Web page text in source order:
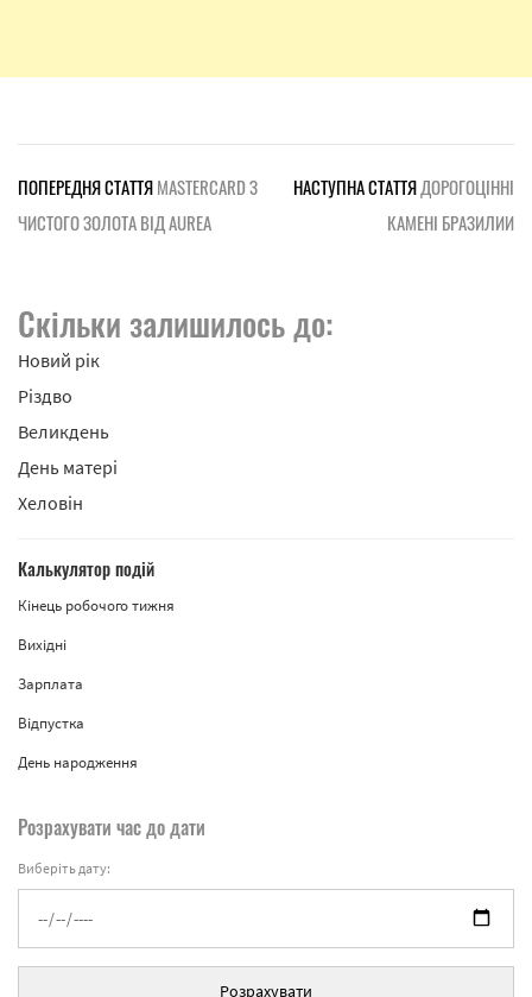
ПОПЕРЕДНЯ СТАТТЯMASTERCARD З
ЧИСТОГО ЗОЛОТА ВІД AUREA
НАСТУПНА СТАТТЯДОРОГОЦІННІ
КАМЕНІ БРАЗИЛИИ
Скільки залишилось до:
Новий рік
Різдво
Великдень
День матері
Хеловін
Калькулятор подій
Кінець робочого тижня
Вихідні
Зарплата
Відпустка
День народження
Розрахувати час до дати
Виберіть дату:
Розрахувати